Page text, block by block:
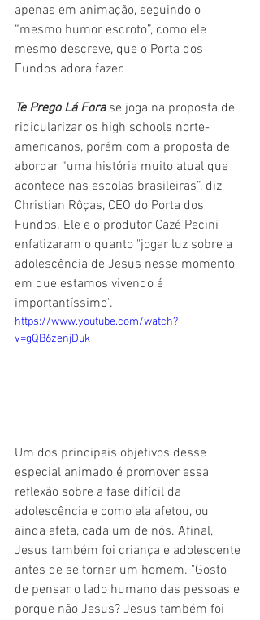
apenas em animação, seguindo o
“mesmo humor escroto”, como ele
mesmo descreve, que o Porta dos
Fundos adora fazer.
Te Prego Lá Fora se joga na proposta de
ridicularizar os high schools norte-
americanos, porém com a proposta de
abordar “uma história muito atual que
acontece nas escolas brasileiras”, diz
Christian Rôças, CEO do Porta dos
Fundos. Ele e o produtor Cazé Pecini
enfatizaram o quanto "jogar luz sobre a
adolescência de Jesus nesse momento
em que estamos vivendo é
importantíssimo".
https://www.youtube.com/watch?
v=gQB6zenjDuk
Um dos principais objetivos desse
especial animado é promover essa
reflexão sobre a fase difícil da
adolescência e como ela afetou, ou
ainda afeta, cada um de nós. Afinal,
Jesus também foi criança e adolescente
antes de se tornar um homem. "Gosto
de pensar o lado humano das pessoas e
porque não Jesus? Jesus também foi